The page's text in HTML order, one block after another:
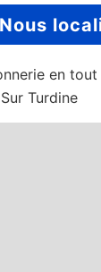
Nous
en tout
Turdine